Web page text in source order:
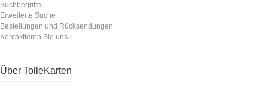
Suchbegriffe
Erweiterte Suche
Bestellungen und Rücksendungen
Kontaktieren Sie uns
Über TolleKarten